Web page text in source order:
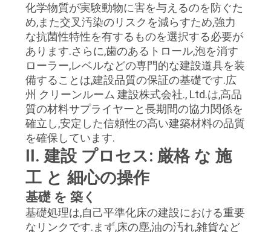
化学物質が実験動物に害を与えるのを防ぐた
め,また交叉汚染のリスクを減らすため,強力
な抗菌性特性を有するものを選択する必要が
あります.さらに,歯のあるトロール,泡を消す
ローラー,レベルなどの専門的な建設道具を装
備することは,建設品質の保証の基礎です.広
州 クリーンルーム 建設株式会社., Ltd.は,高品
質の材料サプライヤーと長期間の協力関係を
確立し,安定した信頼性の高い建築材料の品質
を確保しています.
II. 建設 プロセス: 厳格 な 施
工 と 細心の操作
基礎 を 築く
基礎処理は,自己平準化床の建設における重要
なリンクです.まず,床の塵,油の汚れ,雑貨など